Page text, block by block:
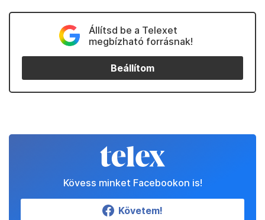
Állítsd be a Telexet
megbízható forrásnak!
Beállítom
Kövess minket Facebookon is!
Követem!